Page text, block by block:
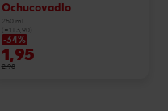
Ochucovadlo
250 ml
(=1 l 3,90)
-34%
1,95
2,98